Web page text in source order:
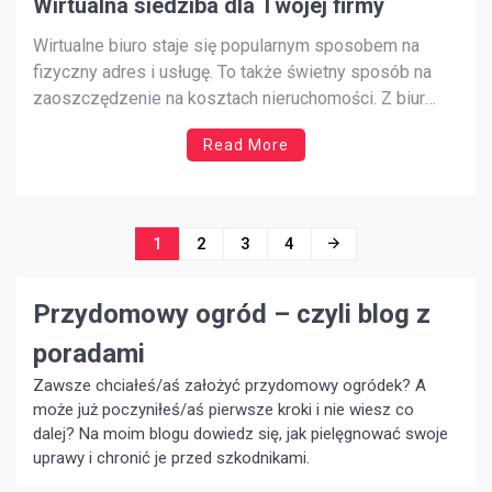
Wirtualna siedziba dla Twojej firmy
Wirtualne biuro staje się popularnym sposobem na
fizyczny adres i usługę. To także świetny sposób na
zaoszczędzenie na kosztach nieruchomości. Z biur
wirtualnych mogą korzystać przedsiębiorcy, którzy
mają możliwość wynajęcia powierzchni biurowej lub
wszystkie usługi, […]
Read More
wpisach
1 2 3 4
Przydomowy ogród – czyli blog z
poradami
Zawsze chciałeś/aś założyć przydomowy ogródek? A
może już poczyniłeś/aś pierwsze kroki i nie wiesz co
dalej? Na moim blogu dowiedz się, jak pielęgnować swoje
uprawy i chronić je przed szkodnikami.